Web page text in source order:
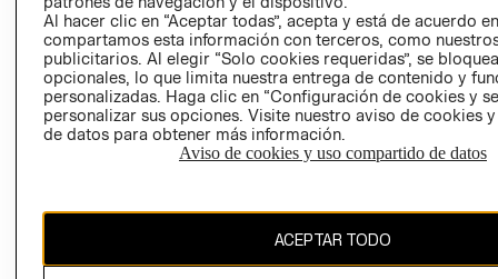
Chile ($)
Al hacer clic en “Aceptar todas”, acepta y está de acuerdo
compartamos esta información con terceros, como
publicitarios. Al elegir “Solo cookies requeridas”, se
opcionales, lo que limita nuestra entrega de contenido y
personalizadas. Haga clic en “Configuración de cookies y
personalizar sus opciones. Visite nuestro aviso de cookies
de datos para obtener más información.
Aviso de cookies y uso compartido de datos
ACEPTAR TODO